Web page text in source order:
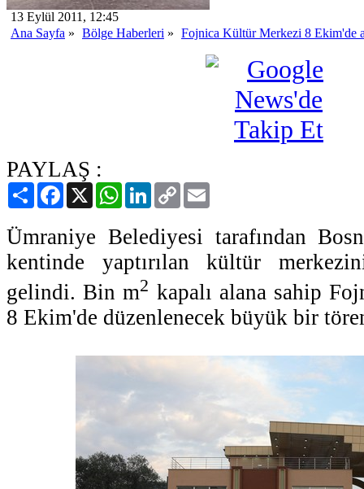
13 Eylül 2011, 12:45
Ana Sayfa » Bölge Haberleri » Fojnica Kültür Merkezi 8 Ekim'de
PAYLAŞ :
PaylaşFacebook
X WhatsAppLinkedIn
Copy
Link
Ümraniye Belediyesi tarafından
kentinde yaptırılan kültür
gelindi. Bin m2 kapalı alana sahip
8 Ekim'de düzenlenecek büyük bir